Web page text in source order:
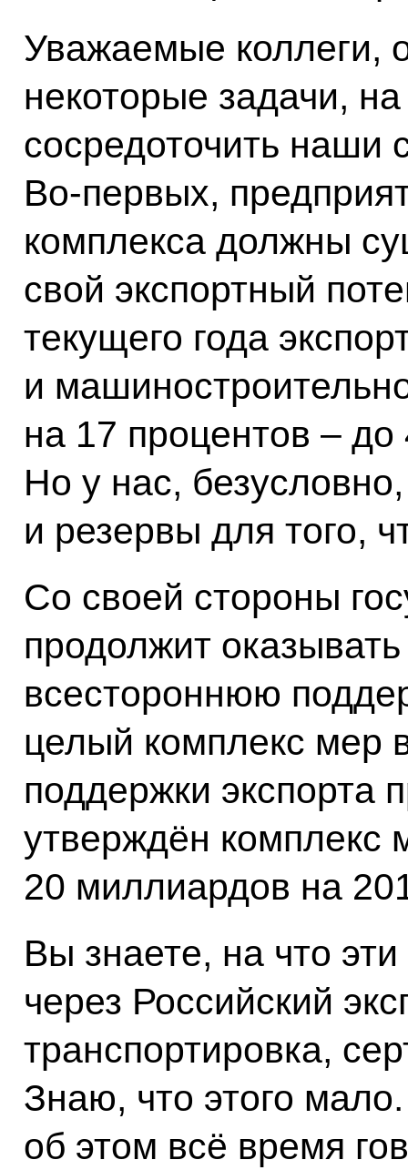
Уважаемые коллеги,
некоторые задачи,
сосредоточить наши
Во‑первых,
комплекса должны
свой экспортный
текущего года
и
на 17 процентов –
Но у нас,
и резервы для того,
Со своей стороны
продолжит
всестороннюю
целый комплекс мер
поддержки экспорта
утверждён
20 миллиардов на
Вы знаете, на что
через Российский
транспортировка,
Знаю, что этого
об этом всё время